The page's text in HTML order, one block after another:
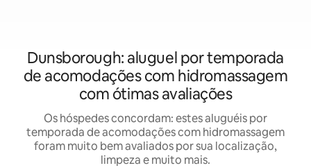
Dunsborough: aluguel por temporada
de acomodações com hidromassagem
com ótimas avaliações
Os hóspedes concordam: estes aluguéis por
temporada de acomodações com hidromassagem
foram muito bem avaliados por sua localização,
limpeza e muito mais.